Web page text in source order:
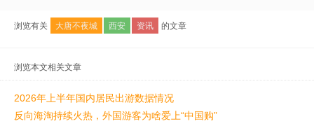
浏览有关 大唐不夜城 西安 资讯 的文章
浏览本文相关文章
2026年上半年国内居民出游数据情况
反向海淘持续火热，外国游客为啥爱上“中国购”